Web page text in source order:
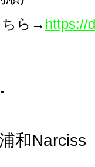
ら → https://
和Narciss